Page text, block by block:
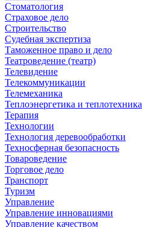
Стоматология
Страховое дело
Строительство
Судебная экспертиза
Таможенное право и дело
Театроведение (театр)
Телевидение
Телекоммуникации
Телемеханика
Теплоэнергетика и теплотехника
Терапия
Технологии
Технология деревообработки
Техносферная безопасность
Товароведение
Торговое дело
Транспорт
Туризм
Управление
Управление инновациями
Управление качеством